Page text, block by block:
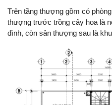
Trên tầng thượng gồm có
thượng trước trồng cây hoa là
đình, còn sân thượng sau là